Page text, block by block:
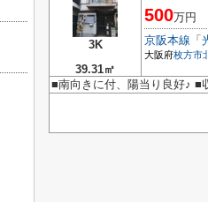
3K
39.31㎡
500万円
京阪本線 「
大阪府枚方市
■南向きに付、陽当り良好♪ ■